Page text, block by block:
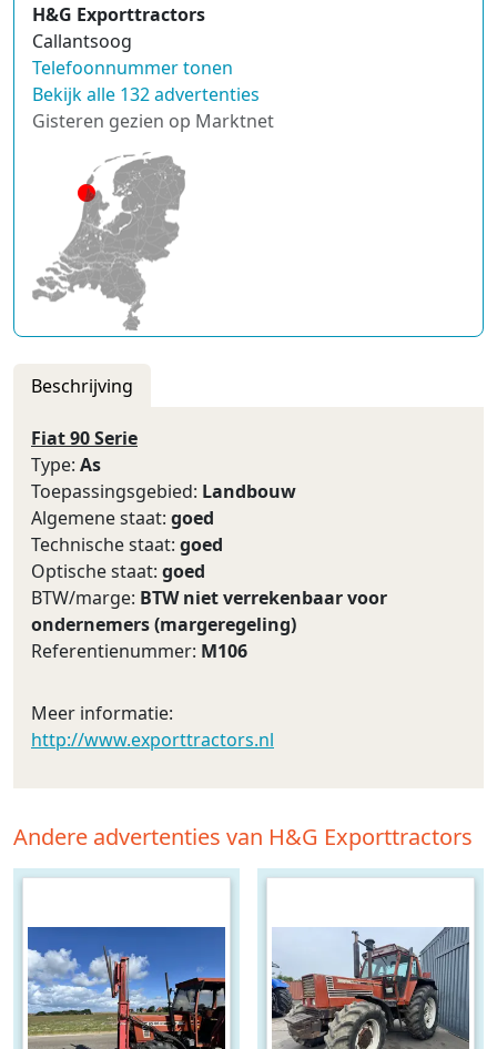
H&G Exporttractors
Callantsoog
Telefoonnummer tonen
Bekijk alle 132 advertenties
Gisteren gezien op Marktnet
Beschrijving
Fiat 90 Serie
Type: As
Toepassingsgebied: Landbouw
Algemene staat: goed
Technische staat: goed
Optische staat: goed
BTW/marge: BTW niet verrekenbaar voor
ondernemers (margeregeling)
Referentienummer: M106
Meer informatie:
http://www.exporttractors.nl
Andere advertenties van H&G Exporttractors